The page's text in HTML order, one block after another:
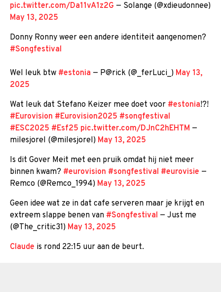
pic.twitter.com/Da11vA1z2G — Solange (@xdieudonnee)
May 13, 2025
Donny Ronny weer een andere identiteit aangenomen?
#Songfestival
Wel leuk btw #estonia — P@rick (@_ferLuci_) May 13,
2025
Wat leuk dat Stefano Keizer mee doet voor #estonia!?!
#Eurovision #Eurovision2025 #songfestival
#ESC2025 #Esf25 pic.twitter.com/DJnC2hEHTM —
milesjorel (@milesjorel) May 13, 2025
Is dit Gover Meit met een pruik omdat hij niet meer
binnen kwam? #eurovision #songfestival #eurovisie —
Remco (@Remco_1994) May 13, 2025
Geen idee wat ze in dat cafe serveren maar je krijgt en
extreem slappe benen van #Songfestival — Just me
(@The_critic31) May 13, 2025
Claude is rond 22:15 uur aan de beurt.